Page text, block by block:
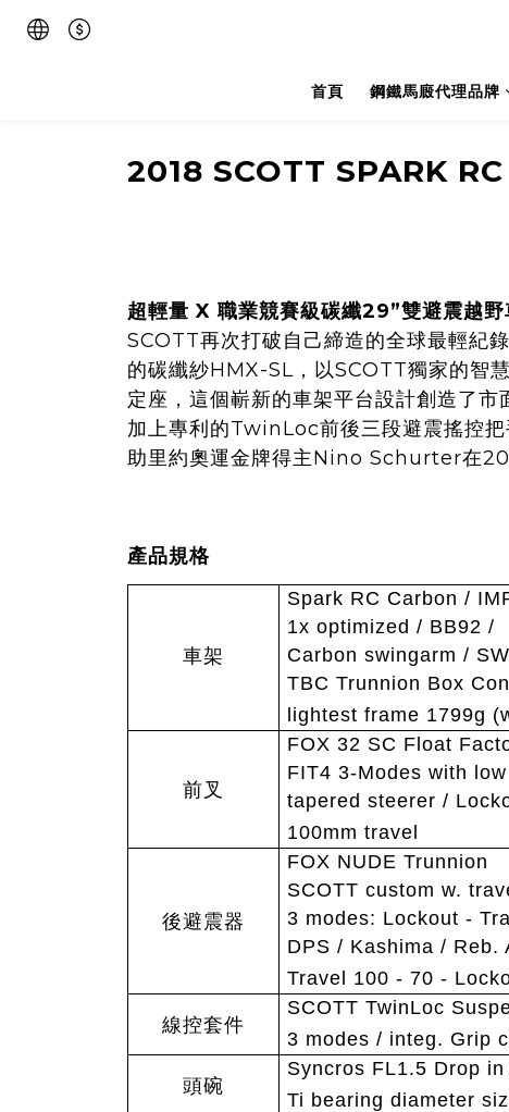
首頁 鋼鐵馬廄代理品牌
2018 SCOTT SPARK
超輕量 X 職業競賽級碳纖29”雙避震越野
SCOTT再次打破自己締造的全球最輕紀
的碳纖紗HMX-SL，以SCOTT獨家的智
定座，這個嶄新的車架平台設計創造了
加上專利的TwinLoc前後三段避震搖控
助里約奧運金牌得主Nino Schurter在
產品規格
車架
Spark RC Carbon /
1x optimized / BB92 /
Carbon swingarm /
TBC Trunnion Box
lightest frame 1799g
前叉
FOX 32 SC Float
FIT4 3-Modes with
tapered steerer /
100mm travel
後避震器
FOX NUDE Trunnion
SCOTT custom w.
3 modes: Lockout -
DPS / Kashima / Reb.
Travel 100 - 70 -
線控套件
SCOTT TwinLoc
3 modes / integ. Grip
頭碗
Syncros FL1.5 Drop
Ti bearing diameter